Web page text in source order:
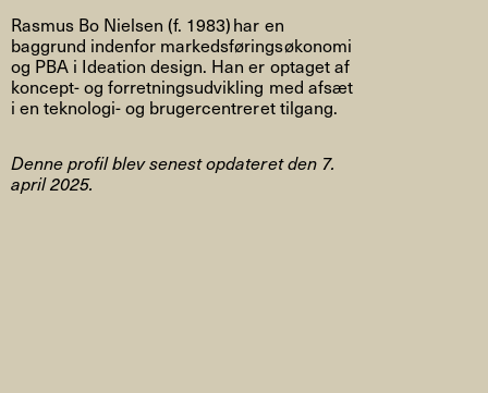
Rasmus Bo Nielsen (f. 1983) har en
baggrund indenfor markedsføringsøkonomi
og PBA i Ideation design. Han er optaget af
koncept- og forretningsudvikling med afsæt
i en teknologi- og brugercentreret tilgang.
Denne profil blev senest opdateret den 7.
april 2025.